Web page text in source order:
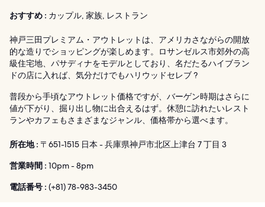
おすすめ : カップル, 家族, レストラン
神戸三田プレミアム・アウトレットは、アメリカさながらの開放
的な造りでショッピングが楽しめます。ロサンゼルス市郊外の高
級住宅地、パサディナをモデルとしており、名だたるハイブラン
ドの店に入れば、気分だけでもハリウッドセレブ ?
普段から手頃なアウトレット価格ですが、バーゲン時期はさらに
値が下がり、掘り出し物に出合えるはず。休憩に訪れたいレスト
ランやカフェもさまざまなジャンル、価格帯から選べます。
所在地 : 〒651-1515 日本 - 兵庫県神戸市北区上津台 7 丁目 3
営業時間 : 10pm - 8pm
電話番号 : (+81) 78-983-3450